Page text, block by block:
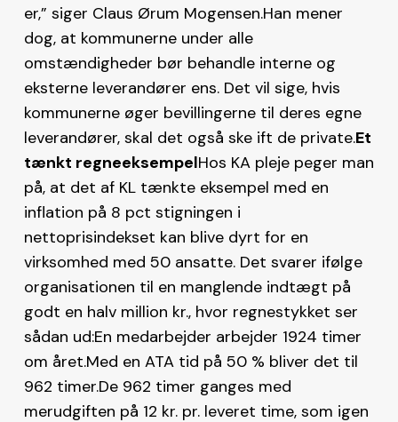
er,” siger Claus Ørum Mogensen.Han mener
dog, at kommunerne under alle
omstændigheder bør behandle interne og
eksterne leverandører ens. Det vil sige, hvis
kommunerne øger bevillingerne til deres egne
leverandører, skal det også ske ift de private.Et
tænkt regneeksempelHos KA pleje peger man
på, at det af KL tænkte eksempel med en
inflation på 8 pct stigningen i
nettoprisindekset kan blive dyrt for en
virksomhed med 50 ansatte. Det svarer ifølge
organisationen til en manglende indtægt på
godt en halv million kr., hvor regnestykket ser
sådan ud:En medarbejder arbejder 1924 timer
om året.Med en ATA tid på 50 % bliver det til
962 timer.De 962 timer ganges med
merudgiften på 12 kr. pr. leveret time, som igen